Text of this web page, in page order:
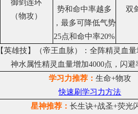
御剑连环
（物攻）
势和命中率越多
，最多可降低气势
25点和命中率20%
双
【英雄技】（帝王血脉）：全阵精灵血
神水属性精灵血量增加4000点，闪避
学习力推荐： 生命+物攻
快速刷学习力方法
星神推荐：长生诀+战圣+荧光